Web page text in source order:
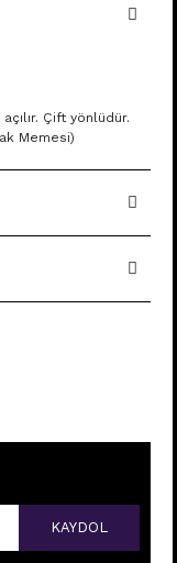
Çift yönlüdür.
Memesi)
KAYDOL